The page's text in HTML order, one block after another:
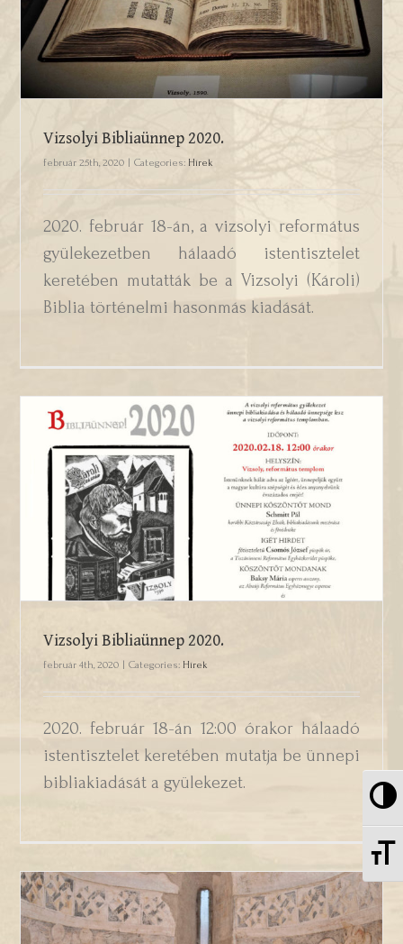
Vizsolyi Bibliaünnep 2020.
február 25th, 2020 Categories: Hírek
2020. február 18-án, a vizsolyi református
gyülekezetben hálaadó istentisztelet
keretében mutatták be a Vizsolyi (Károli)
Biblia történelmi hasonmás kiadását.
Vizsolyi Bibliaünnep 2020.
Vizsolyi Bibliaünnep 2020.
február 4th, 2020 Categories: Hírek
2020. február 18-án 12:00 órakor hálaadó
istentisztelet keretében mutatja be ünnepi
bibliakiadását a gyülekezet.